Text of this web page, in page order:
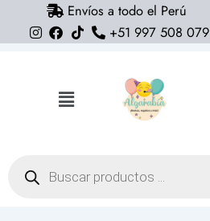
Envíos a todo el Perú
+51 997 508 079
Flyout
productos